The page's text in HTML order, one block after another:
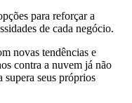
para reforçar a
de cada negócio.
novas tendências e
contra a nuvem já não
supera seus próprios